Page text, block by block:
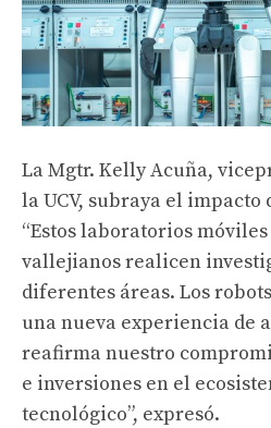
La Mgtr. Kelly Acuña,
la UCV, subraya el impacto
“Estos laboratorios
vallejianos realicen
diferentes áreas. Los
una nueva experiencia de
reafirma nuestro
e inversiones en el
tecnológico”, expresó.